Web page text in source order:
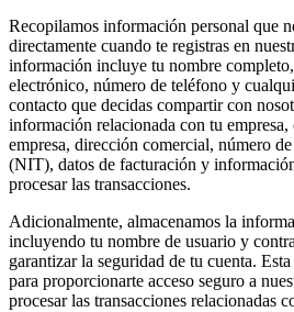
Recopilamos información personal que
directamente cuando te registras en
información incluye tu nombre
electrónico, número de teléfono y
contacto que decidas compartir con
información relacionada con tu
empresa, dirección comercial, número
(NIT), datos de facturación y
procesar las transacciones.
Adicionalmente, almacenamos la
incluyendo tu nombre de usuario y
garantizar la seguridad de tu cuenta.
para proporcionarte acceso seguro a
procesar las transacciones relacionadas